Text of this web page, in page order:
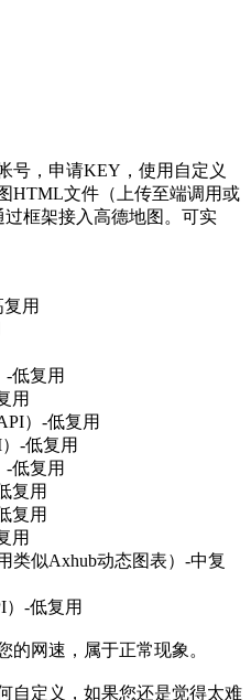
号，申请KEY，使用自定义
HTML文件（上传至端调用或
框架接入高德地图。可实
用
低复用
用
）-低复用
-低复用
低复用
复用
复用
用
类似Axhub动态图表）-中复
-低复用
的网速，属于正常现象。
自定义，如果您还是觉得太难